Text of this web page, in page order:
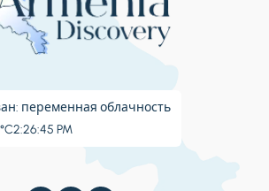
переменная облачность
2:26:46 PM